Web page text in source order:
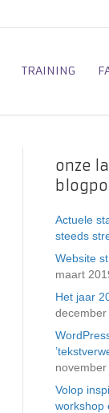
TRAINING
onze
Actuele
steeds
Website
maart
Het jaar
december
november
Volop
workshop